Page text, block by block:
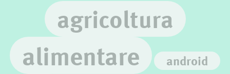
agricoltura
alimentare android